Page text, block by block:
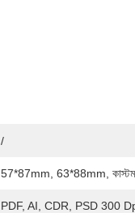
/
57*87mm, 63*88mm, কাস্টম
PDF, AI, CDR, PSD 300